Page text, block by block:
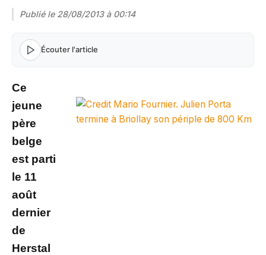
Publié le 28/08/2013 à 00:14
Écouter l'article
Ce
jeune
père
belge
est parti
le 11
août
dernier
de
Herstal